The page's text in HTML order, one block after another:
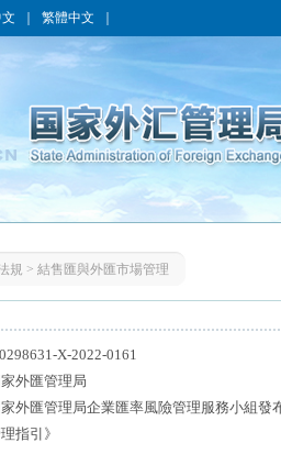
繁體中文
規 > 結售匯與外匯市場管理
X-2022-0161
家外匯管理局
家外匯管理局企業匯率風險管理服務小組發
指引》